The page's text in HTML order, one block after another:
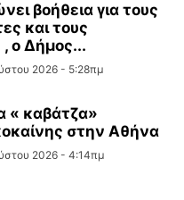
βοήθεια για τους
και τους
, ο Δήμος...
2026 - 5:28πμ
« καβάτζα»
στην Αθήνα
2026 - 4:14πμ